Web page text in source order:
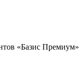
«Базис Премиум»